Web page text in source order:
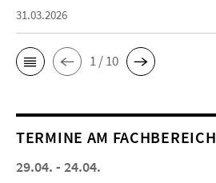
31.03.2026
1 / 10
TERMINE AM FACHBEREICH
29.04. - 24.04.